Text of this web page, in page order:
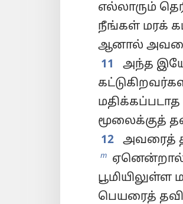
எல்லாரும்
நீங்கள் மரக்
ஆனால்
11
அந்த
மூலைக்குத்
12
அவரைத்
m ஏனென்றால்,
பெயரைத்